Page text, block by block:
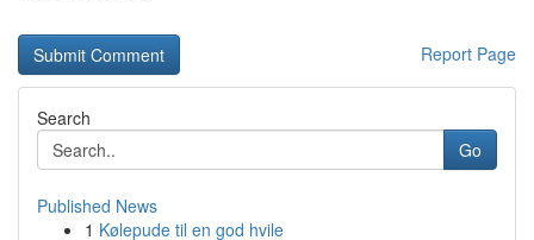
Report Page
Search
Go
Published News
1 Kølepude til en god hvile